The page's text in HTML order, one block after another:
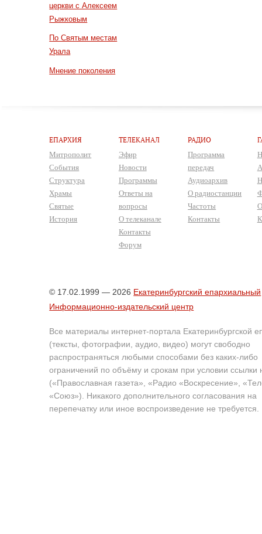
церкви с Алексеем
Рыжковым
По Святым местам
Урала
Мнение поколения
ЕПАРХИЯ
Митрополит
События
Структура
Храмы
Святые
История
ТЕЛЕКАНАЛ
Эфир
Новости
Программы
Ответы на
вопросы
О телеканале
Контакты
Форум
РАДИО
Программа
передач
Аудиоархив
О радиостанции
Частоты
Контакты
© 17.02.1999 — 2026 Екатеринбургский епархиальный
Информационно-издательский центр
Все материалы интернет-портала Екатеринбургской
(тексты, фотографии, аудио, видео) могут свободно
распространяться любыми способами без каких-либо
ограничений по объёму и срокам при условии ссылки
(«Православная газета», «Радио «Воскресение»,
«Союз»). Никакого дополнительного согласования на
перепечатку или иное воспроизведение не требуется.